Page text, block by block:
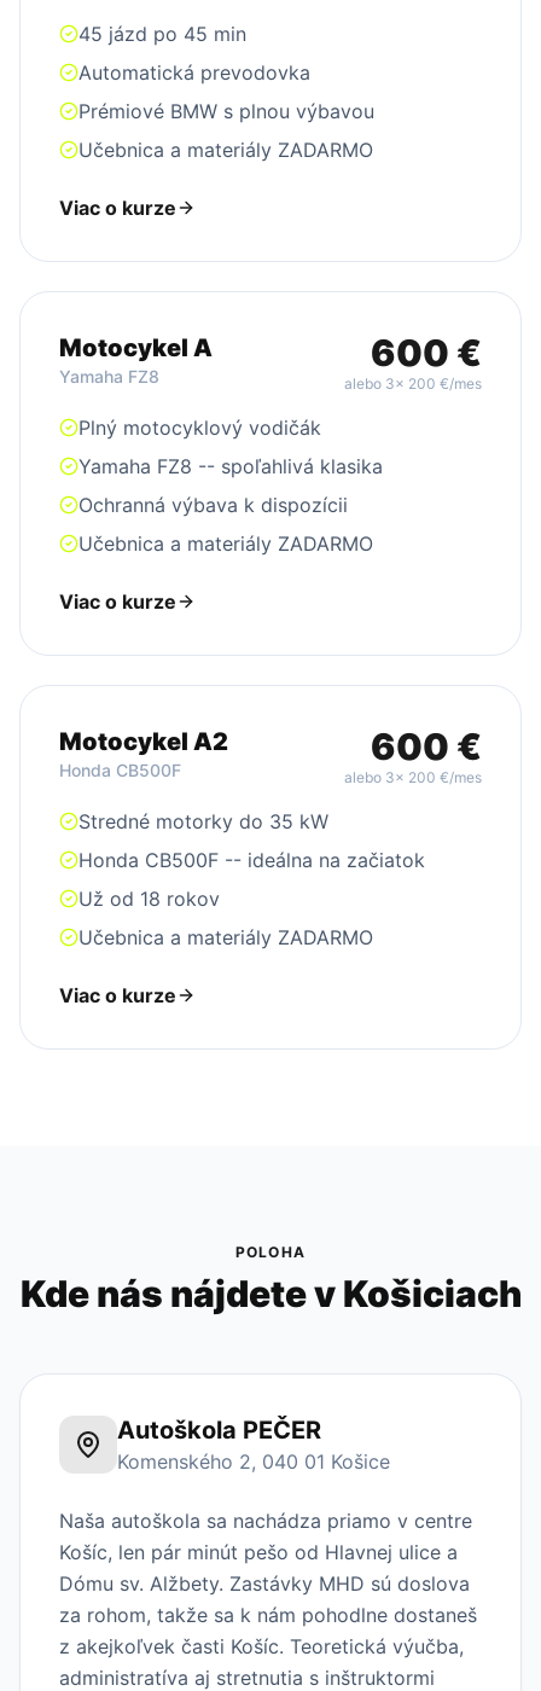
45 jázd po 45 min
Automatická prevodovka
Prémiové BMW s plnou výbavou
Učebnica a materiály ZADARMO
Viac o kurze
Motocykel A
Yamaha FZ8
600 €
alebo 3x 200 €/mes
Plný motocyklový vodičák
Yamaha FZ8 -- spoľahlivá klasika
Ochranná výbava k dispozícii
Učebnica a materiály ZADARMO
Viac o kurze
Motocykel A2
Honda CB500F
600 €
alebo 3x 200 €/mes
Stredné motorky do 35 kW
Honda CB500F -- ideálna na začiatok
Už od 18 rokov
Učebnica a materiály ZADARMO
Viac o kurze
POLOHA
Kde nás nájdete v Košiciach
Autoškola PEČER
Komenského 2, 040 01 Košice
Naša autoškola sa nachádza priamo v centre
Košíc, len pár minút pešo od Hlavnej ulice a
Dómu sv. Alžbety. Zastávky MHD sú doslova
za rohom, takže sa k nám pohodlne dostaneš
z akejkoľvek časti Košíc. Teoretická výučba,
administratíva aj stretnutia s inštruktormi